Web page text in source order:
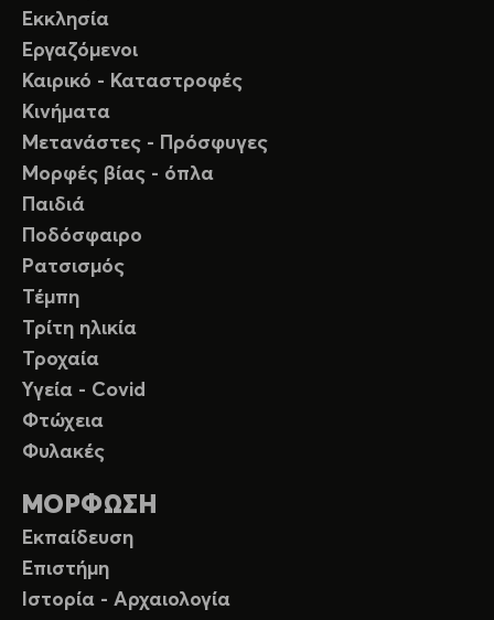
Εκκλησία
Εργαζόμενοι
Καιρικό - Καταστροφές
Κινήματα
Μετανάστες - Πρόσφυγες
Μορφές βίας - όπλα
Παιδιά
Ποδόσφαιρο
Ρατσισμός
Τέμπη
Τρίτη ηλικία
Τροχαία
Υγεία - Covid
Φτώχεια
Φυλακές
ΜΟΡΦΩΣΗ
Εκπαίδευση
Επιστήμη
Ιστορία - Αρχαιολογία